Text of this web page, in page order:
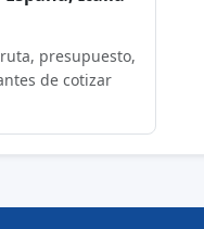
presupuesto,
de cotizar